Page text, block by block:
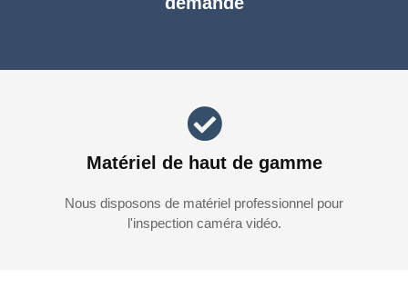
Matériel de haut de gamme
Nous disposons de matériel professionnel pour
l'inspection caméra vidéo.